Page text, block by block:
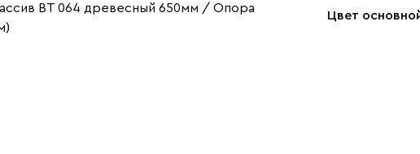
ВТ 064 древесный 650мм / Опора
Цвет